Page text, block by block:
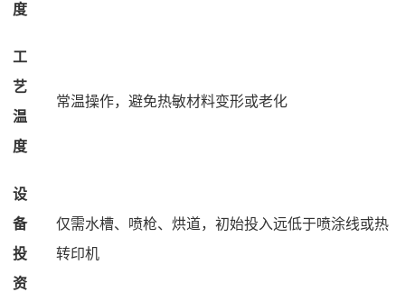
度
工
艺
温
度
常温操作，避免热敏材料变形或老化
设
备
投
资
仅需水槽、喷枪、烘道，初始投入远低于喷涂线或热
转印机